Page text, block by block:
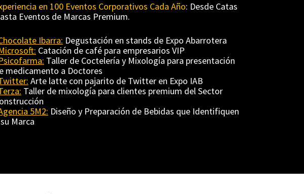
en 100 Eventos Corporativos Cada Año: Desde Catas
Eventos de Marcas Premium.
Ibarra:
Taller de Coctelería y Mixología para presentación
Taller de mixología para clientes premium del Sector
5M2: Diseño y Preparación de Bebidas que Identifiquen
Marca